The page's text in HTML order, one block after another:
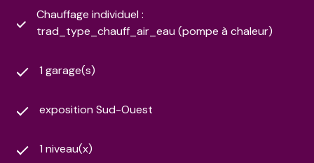
Chauffage individuel :
trad_type_chauff_air_eau (pompe à chaleur)
1 garage(s)
exposition Sud-Ouest
1 niveau(x)